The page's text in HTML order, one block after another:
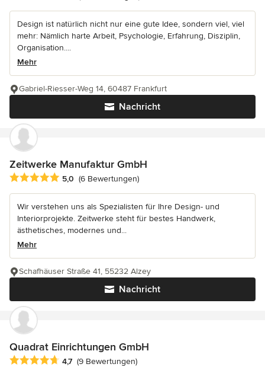
Design ist natürlich nicht nur eine gute Idee, sondern viel, viel
mehr: Nämlich harte Arbeit, Psychologie, Erfahrung, Disziplin,
Organisation....
Mehr
Nachricht
Gabriel-Riesser-Weg 14, 60487 Frankfurt
Zeitwerke Manufaktur GmbH
Durchschnittliche Bewertung: 5 von 5 Sternen
5,0 (6 Bewertungen)
Wir verstehen uns als Spezialisten für Ihre Design- und
Interiorprojekte. Zeitwerke steht für bestes Handwerk,
ästhetisches, modernes und...
Mehr
Nachricht
Schafhäuser Straße 41, 55232 Alzey
Quadrat Einrichtungen GmbH
Durchschnittliche Bewertung: 4.7 von 5 Sternen
4,7 (9 Bewertungen)